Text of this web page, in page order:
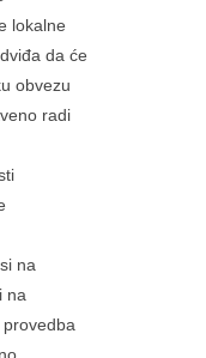
Otvoreni podaci
lokalne
da će
obvezu
radi
na
na